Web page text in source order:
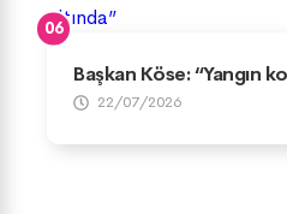
Başkan Köse: “Yangın
22/07/2026